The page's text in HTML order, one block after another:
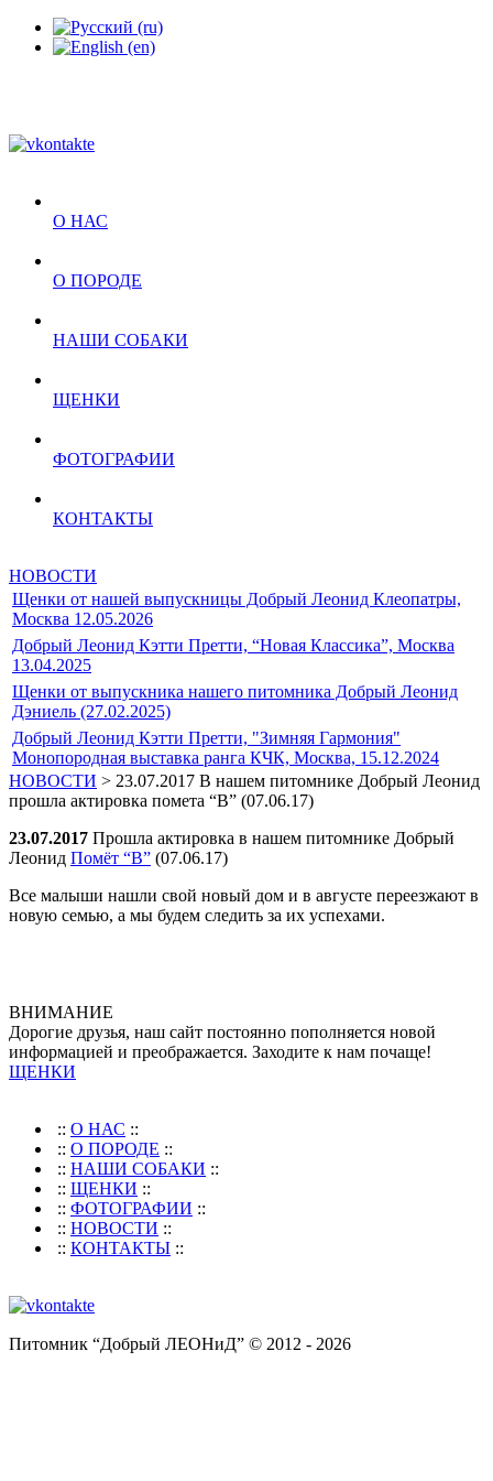
О НАС
О ПОРОДЕ
НАШИ СОБАКИ
ЩЕНКИ
ФОТОГРАФИИ
КОНТАКТЫ
НОВОСТИ
Щенки от нашей выпускницы Добрый Леонид Клеопатры,
Москва 12.05.2026
Добрый Леонид Кэтти Претти, “Новая Классика”, Москва
13.04.2025
Щенки от выпускника нашего питомника Добрый Леонид
Дэниель (27.02.2025)
Добрый Леонид Кэтти Претти, "Зимняя Гармония"
Монопородная выставка ранга КЧК, Москва, 15.12.2024
НОВОСТИ > 23.07.2017 В нашем питомнике Добрый Леонид
прошла актировка помета “В” (07.06.17)
23.07.2017 Прошла актировка в нашем питомнике Добрый
Леонид Помёт “В” (07.06.17)
Все малыши нашли свой новый дом и в августе переезжают в
новую семью, а мы будем следить за их успехами.
ВНИМАНИЕ
Дорогие друзья, наш сайт постоянно пополняется новой
информацией и преображается. Заходите к нам почаще!
ЩЕНКИ
:: О НАС ::
:: О ПОРОДЕ ::
:: НАШИ СОБАКИ ::
:: ЩЕНКИ ::
:: ФОТОГРАФИИ ::
:: НОВОСТИ ::
:: КОНТАКТЫ ::
Питомник “Добрый ЛЕОНиД” © 2012 - 2026